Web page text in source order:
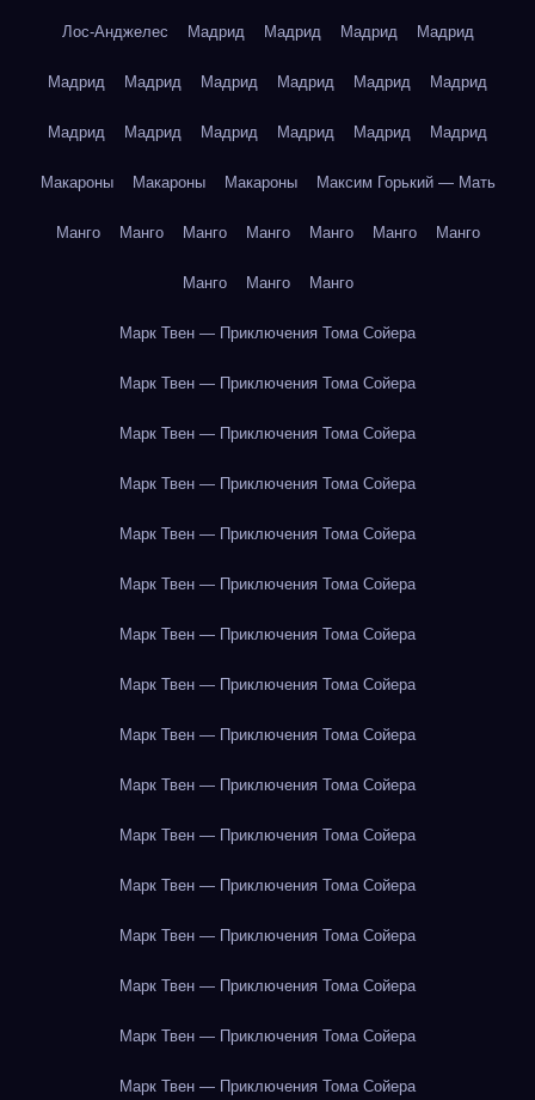
Лос-Анджелес Мадрид Мадрид Мадрид Мадрид
Мадрид Мадрид Мадрид Мадрид Мадрид Мадрид
Мадрид Мадрид Мадрид Мадрид Мадрид Мадрид
Макароны Макароны Макароны Максим Горький — Мать
Манго Манго Манго Манго Манго Манго Манго
Манго Манго Манго
Марк Твен — Приключения Тома Сойера
Марк Твен — Приключения Тома Сойера
Марк Твен — Приключения Тома Сойера
Марк Твен — Приключения Тома Сойера
Марк Твен — Приключения Тома Сойера
Марк Твен — Приключения Тома Сойера
Марк Твен — Приключения Тома Сойера
Марк Твен — Приключения Тома Сойера
Марк Твен — Приключения Тома Сойера
Марк Твен — Приключения Тома Сойера
Марк Твен — Приключения Тома Сойера
Марк Твен — Приключения Тома Сойера
Марк Твен — Приключения Тома Сойера
Марк Твен — Приключения Тома Сойера
Марк Твен — Приключения Тома Сойера
Марк Твен — Приключения Тома Сойера